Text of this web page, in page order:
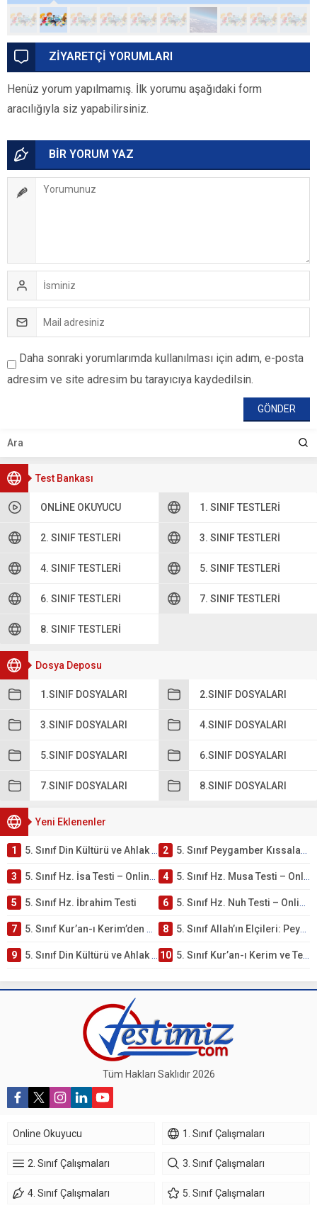
Test Bankası
ONLINE OKUYUCU 1. SINIF TESTLERI
2. SINIF TESTLERI 3. SINIF TESTLERI
4. SINIF TESTLERI 5. SINIF TESTLERI
6. SINIF TESTLERI 7. SINIF TESTLERI
8. SINIF TESTLERI
Dosya Deposu
1.SINIF DOSYALARI 2.SINIF DOSYALARI
3.SINIF DOSYALARI 4.SINIF DOSYALARI
5.SINIF DOSYALARI 6.SINIF DOSYALARI
7.SINIF DOSYALARI 8.SINIF DOSYALARI
Yeni Eklenenler
1 5. Sınıf Din Kültürü ve Ahlak Bilgisi 4. Ünite: Peygamber Kıssaları Çalışmaları 2 5. Sınıf Peygamber Kıssaları Ünite Testi – Online Çöz
3 5. Sınıf Hz. İsa Testi – Online Çöz 4 5. Sınıf Hz. Musa Testi – Online Çöz
5 5. Sınıf Hz. İbrahim Testi 6 5. Sınıf Hz. Nuh Testi – Online Çöz
7 5. Sınıf Kur’an-ı Kerim’den Öğütler – Peygamber Kıssaları Testi – Online Çöz 8 5. Sınıf Allah’ın Elçileri: Peygamberler Testi – Online Çöz
9 5. Sınıf Din Kültürü ve Ahlak Bilgisi 3. Ünite: Kur’an-ı Kerim Çalışmaları 10 5. Sınıf Kur’an-ı Kerim ve Temel Özellikleri Testi – Online Çöz
ZİYARETÇİ YORUMLARI
Henüz yorum yapılmamış. İlk yorumu aşağıdaki form
aracılığıyla siz yapabilirsiniz.
BİR YORUM YAZ
Daha sonraki yorumlarımda kullanılması için adım, e-posta
adresim ve site adresim bu tarayıcıya kaydedilsin.
Tüm Hakları Saklıdır 2026
Online Okuyucu 1. Sınıf Çalışmaları
2. Sınıf Çalışmaları 3. Sınıf Çalışmaları
4. Sınıf Çalışmaları 5. Sınıf Çalışmaları